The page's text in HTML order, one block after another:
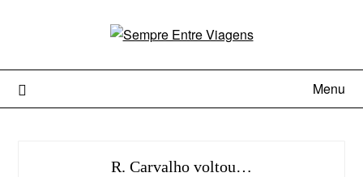
Menu
R. Carvalho voltou…